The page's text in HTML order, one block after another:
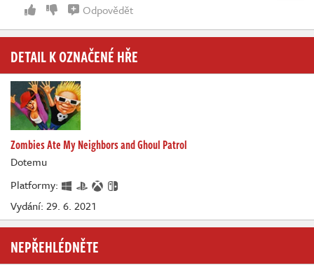
Odpovědět
DETAIL K OZNAČENÉ HŘE
Zombies Ate My Neighbors and Ghoul Patrol
Dotemu
Platformy:
Vydání: 29. 6. 2021
NEPŘEHLÉDNĚTE